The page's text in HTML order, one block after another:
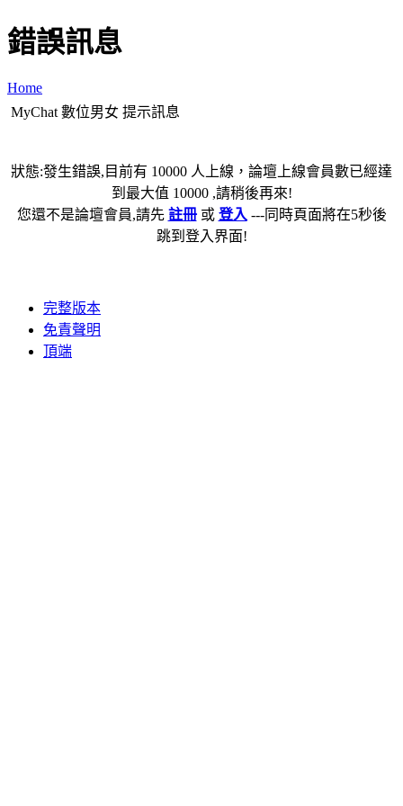
錯誤訊息
Home
MyChat 數位男女 提示訊息
狀態:發生錯誤,目前有 10000 人上線，論壇上線會員數已經達
到最大值 10000 ,請稍後再來!
您還不是論壇會員,請先 註冊或 登入 ---同時頁面將在5秒後
跳到登入界面!
完整版本
免責聲明
頂端